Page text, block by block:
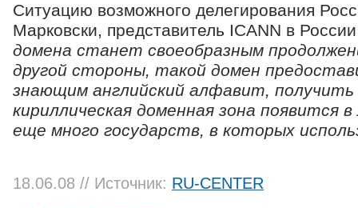
Ситуацию возможного делегирования
Марковски, представитель ICANN в
домена станет своеобразным
другой стороны, такой домен
знающим английский алфавит,
кириллическая доменная зона появится
еще много государств, в которых
18.06.08 // Источник: RU-CENTER